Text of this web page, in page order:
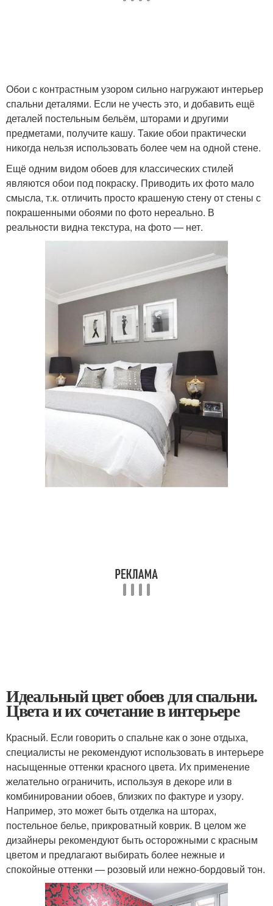
Обои с контрастным узором сильно нагружают интерьер
спальни деталями. Если не учесть это, и добавить ещё
деталей постельным бельём, шторами и другими
предметами, получите кашу. Такие обои практически
никогда нельзя использовать более чем на одной стене.
Ещё одним видом обоев для классических стилей
являются обои под покраску. Приводить их фото мало
смысла, т.к. отличить просто крашеную стену от стены с
покрашенными обоями по фото нереально. В
реальности видна текстура, на фото — нет.
Идеальный цвет обоев для спальни.
Цвета и их сочетание в интерьере
Красный. Если говорить о спальне как о зоне отдыха,
специалисты не рекомендуют использовать в интерьере
насыщенные оттенки красного цвета. Их применение
желательно ограничить, используя в декоре или в
комбинировании обоев, близких по фактуре и узору.
Например, это может быть отделка на шторах,
постельное белье, прикроватный коврик. В целом же
дизайнеры рекомендуют быть осторожными с красным
цветом и предлагают выбирать более нежные и
спокойные оттенки — розовый или нежно-бордовый тон.